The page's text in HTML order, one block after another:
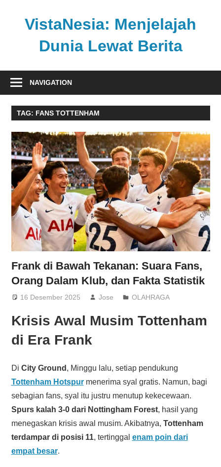
VistaNesia: Menjelajah
Dunia Lewat Berita
nasional
global
dalam
platform
informatif
NAVIGATION
TAG: FANS TOTTENHAM
Frank di Bawah Tekanan: Suara Fans,
Orang Dalam Klub, dan Fakta Statistik
16 Desember 2025 Jose OLAHRAGA
Krisis Awal Musim Tottenham
di Era Frank
Di City Ground , Minggu lalu, setiap pendukung
Tottenham Hotspurmenerima syal gratis. Namun, bagi
sebagian fans, syal itu justru menutup kekecewaan.
Spurs kalah 3-0 dari Nottingham Forest, hasil yang
menegaskan krisis awal musim. Akibatnya, Tottenham
terdampar di posisi 11, tertinggal enam poin dari
empat besar.